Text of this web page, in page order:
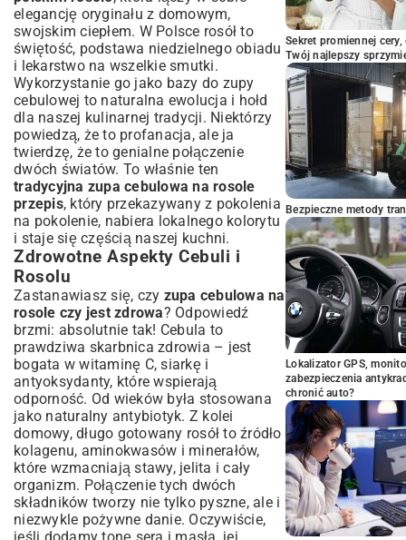
elegancję oryginału z domowym,
swojskim ciepłem. W Polsce rosół to
świętość, podstawa niedzielnego obiadu
i lekarstwo na wszelkie smutki.
Wykorzystanie go jako bazy do zupy
cebulowej to naturalna ewolucja i hołd
dla naszej kulinarnej tradycji. Niektórzy
powiedzą, że to profanacja, ale ja
twierdzę, że to genialne połączenie
dwóch światów. To właśnie ten
tradycyjna zupa cebulowa na rosole
przepis, który przekazywany z pokolenia
na pokolenie, nabiera lokalnego kolorytu
i staje się częścią naszej kuchni.
Zdrowotne Aspekty Cebuli i
Rosolu
Zastanawiasz się, czy zupa cebulowa na
rosole czy jest zdrowa? Odpowiedź
brzmi: absolutnie tak! Cebula to
prawdziwa skarbnica zdrowia – jest
bogata w witaminę C, siarkę i
antyoksydanty, które wspierają
odporność. Od wieków była stosowana
jako naturalny antybiotyk. Z kolei
domowy, długo gotowany rosół to źródło
kolagenu, aminokwasów i minerałów,
które wzmacniają stawy, jelita i cały
organizm. Połączenie tych dwóch
składników tworzy nie tylko pyszne, ale i
niezwykle pożywne danie. Oczywiście,
Sekret promiennej
Twój najlepszy
Bezpieczne metody
Lokalizator GPS,
zabezpieczenia
chronić auto?